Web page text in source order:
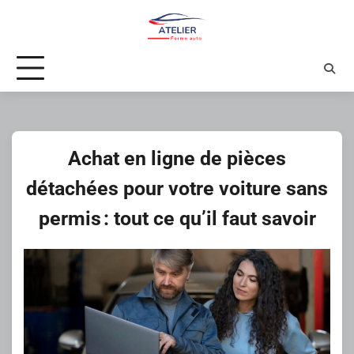
Achat en ligne de pièces
détachées pour votre voiture sans
permis : tout ce qu’il faut savoir